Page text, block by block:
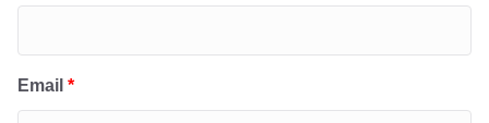
Email *